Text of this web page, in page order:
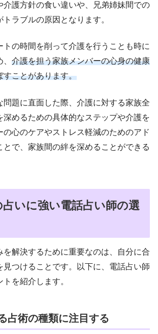
介護方針の食い違いや、兄弟姉妹間での
ラブルの原因となります。
トの時間を削って介護を行うことも時に
介護を担う家族メンバーの心身の健康
すことがあります。
問題に直面した際、介護に対する家族全
深めるための具体的なステップや介護を
の心のケアやストレス軽減のためのアド
とで、家族間の絆を深めることができる
占いに強い電話占い師の選
を解決するために重要なのは、自分に合
見つけることです。以下に、電話占い師
を紹介します。
占術の種類に注目する